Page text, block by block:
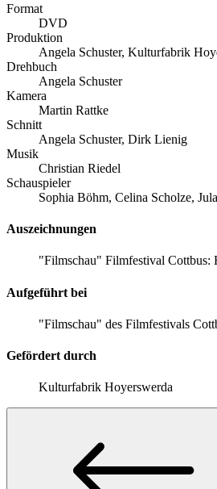
Format
DVD
Produktion
Angela Schuster, Kulturfabrik
Drehbuch
Angela Schuster
Kamera
Martin Rattke
Schnitt
Angela Schuster, Dirk Lienig
Musik
Christian Riedel
Schauspieler
Sophia Böhm, Celina Scholze,
Auszeichnungen
"Filmschau" Filmfestival Cottbus:
Aufgeführt bei
"Filmschau" des Filmfestivals
Gefördert durch
Kulturfabrik Hoyerswerda